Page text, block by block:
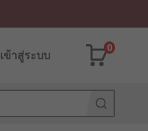
เข้าสู่ระบบ
0